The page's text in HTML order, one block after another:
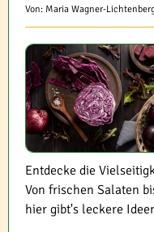
Von: Maria Wagner-
Entdecke die
Von frischen Salaten
hier gibt's leckere